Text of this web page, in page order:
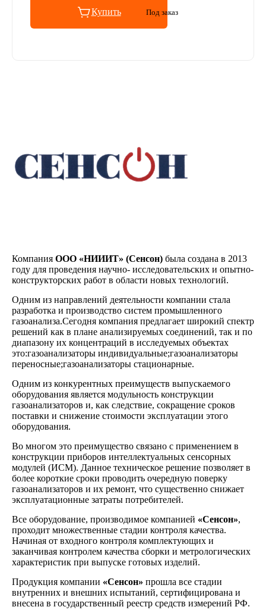
Купить Под заказ
Компания ООО «НИИИТ» (Сенсон) была создана в 2013
году для проведения научно- исследовательских и опытно-
конструкторских работ в области новых технологий.
Одним из направлений деятельности компании стала
разработка и производство систем промышленного
газоанализа.Сегодня компания предлагает широкий спектр
решений как в плане анализируемых соединений, так и по
диапазону их концентраций в исследуемых объектах
это:газоанализаторы индивидуальные;газоанализаторы
переносные;газоанализаторы стационарные.
Одним из конкурентных преимуществ выпускаемого
оборудования является модульность конструкции
газоанализаторов и, как следствие, сокращение сроков
поставки и снижение стоимости эксплуатации этого
оборудования.
Во многом это преимущество связано с применением в
конструкции приборов интеллектуальных сенсорных
модулей (ИСМ). Данное техническое решение позволяет в
более короткие сроки проводить очередную поверку
газоанализаторов и их ремонт, что существенно снижает
эксплуатационные затраты потребителей.
Все оборудование, производимое компанией «Сенсон»,
проходит множественные стадии контроля качества.
Начиная от входного контроля комплектующих и
заканчивая контролем качества сборки и метрологических
характеристик при выпуске готовых изделий.
Продукция компании «Сенсон» прошла все стадии
внутренних и внешних испытаний, сертифицирована и
внесена в государственный реестр средств измерений РФ.